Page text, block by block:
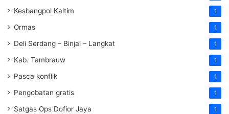
Kesbangpol Kaltim 1
Ormas 1
Deli Serdang – Binjai – Langkat 1
Kab. Tambrauw 1
Pasca konflik 1
Pengobatan gratis 1
Satgas Ops Dofior Jaya 1